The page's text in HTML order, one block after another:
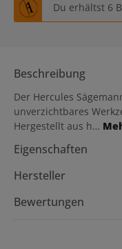
Du erhältst 6
Beschreibung
Der Hercules
unverzichtbares
Hergestellt aus h…
Eigenschaften
Hersteller
Bewertungen